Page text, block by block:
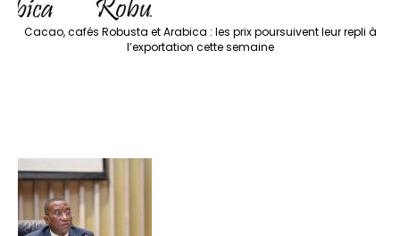
Cacao, cafés Robusta et Arabica : les prix poursuivent leur repli à
l’exportation cette semaine